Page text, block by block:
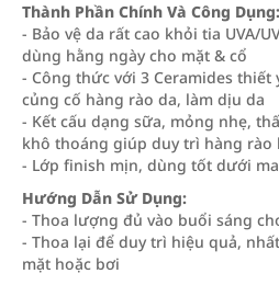
Thành Phần Chính Và Công Dụng:
- Bảo vệ da rất cao khỏi tia UVA/
dùng hằng ngày cho mặt & cổ
- Công thức với 3 Ceramides thiết
củng cố hàng rào da, làm dịu da
- Kết cấu dạng sữa, mỏng nhẹ,
khô thoáng giúp duy trì hàng rào
- Lớp finish mịn, dùng tốt dưới
Hướng Dẫn Sử Dụng:
- Thoa lượng đủ vào buổi sáng
- Thoa lại để duy trì hiệu quả,
mặt hoặc bơi